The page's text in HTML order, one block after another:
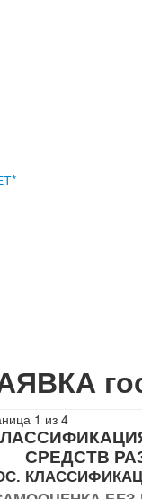
1 из 4
СРЕДСТВ